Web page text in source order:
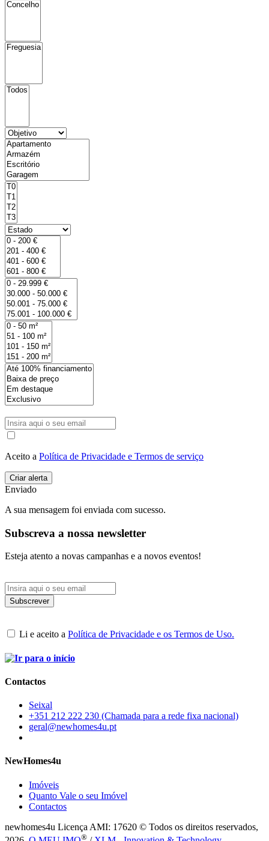
Aceito a Política de Privacidade e Termos de serviço
Enviado
A sua mensagem foi enviada com sucesso.
Subscreva a nossa newsletter
Esteja atento a novas campanhas e a novos eventos!
Li e aceito a Política de Privacidade e os Termos de Uso.
Contactos
Seixal
+351 212 222 230 (Chamada para a rede fixa nacional)
geral@newhomes4u.pt
NewHomes4u
Imóveis
Quanto Vale o seu Imóvel
Contactos
newhomes4u Licença AMI: 17620 © Todos os direitos reservados,
®